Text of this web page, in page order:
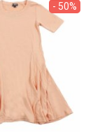
- 50%